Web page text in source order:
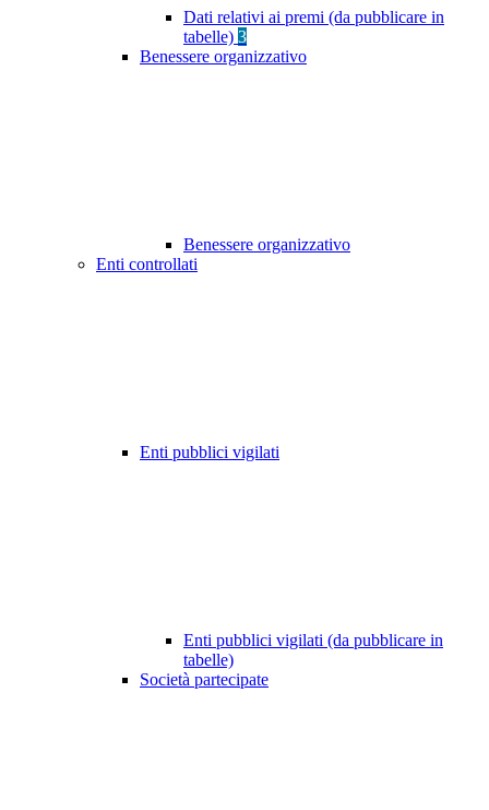
Dati relativi ai premi (da pubblicare in
tabelle) 3
Benessere organizzativo
Benessere organizzativo
Enti controllati
Enti pubblici vigilati
Enti pubblici vigilati (da pubblicare in
tabelle)
Società partecipate